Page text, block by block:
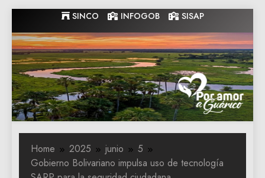
to
content
SINCO INFOGOB SISAP
Gobernacion
de Guarico
Gobernacion de Guarico
Home 2025 junio
5
Gobierno Bolivariano impulsa uso de tecnología